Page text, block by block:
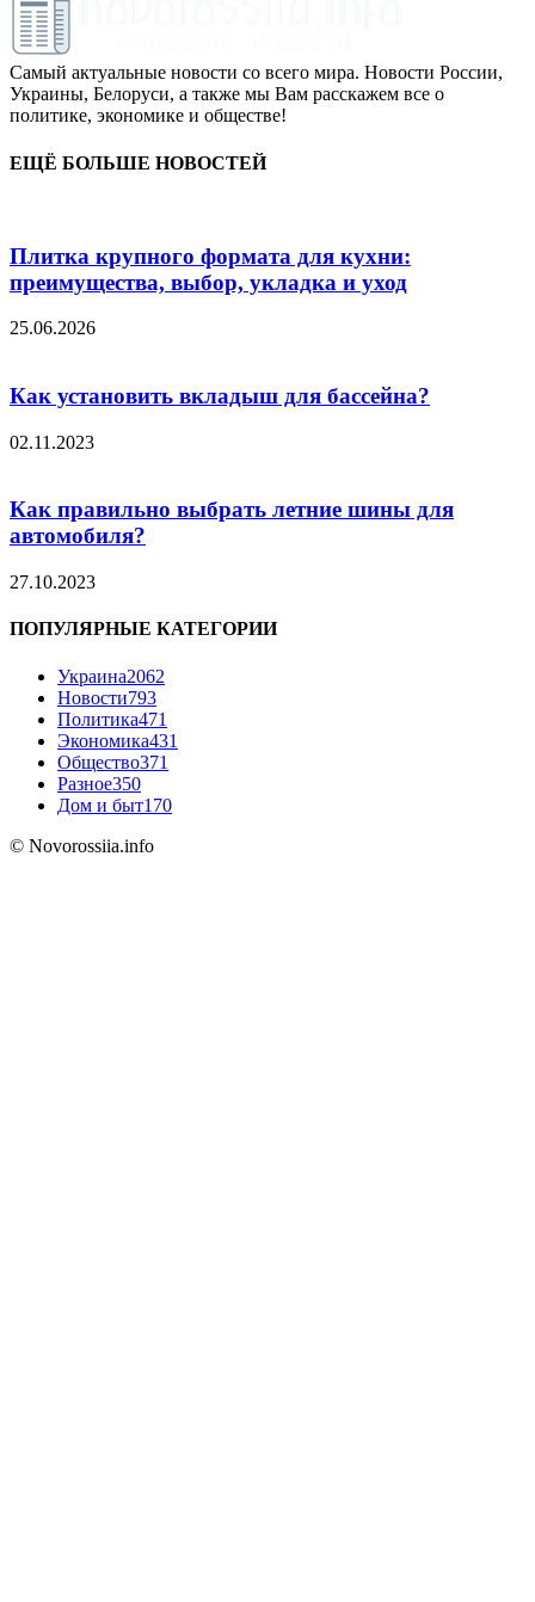
Самый актуальные новости со всего мира. Новости России,
Украины, Белоруси, а также мы Вам расскажем все о
политике, экономике и обществе!
ЕЩЁ БОЛЬШЕ НОВОСТЕЙ
Плитка крупного формата для кухни:
преимущества, выбор, укладка и уход
25.06.2026
Как установить вкладыш для бассейна?
02.11.2023
Как правильно выбрать летние шины для
автомобиля?
27.10.2023
ПОПУЛЯРНЫЕ КАТЕГОРИИ
Украина2062
Новости793
Политика471
Экономика431
Общество371
Разное350
Дом и быт170
© Novorossiia.info